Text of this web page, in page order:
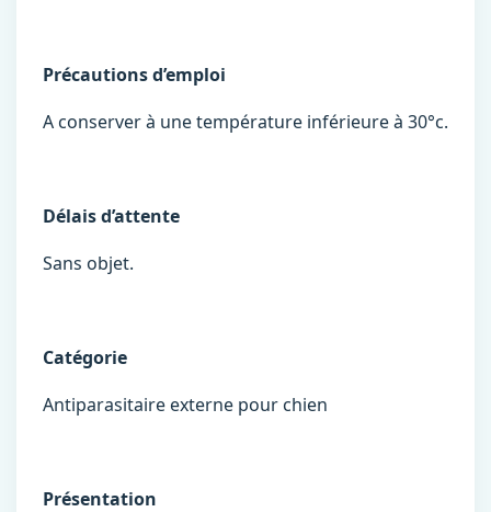
Précautions d’emploi
A conserver à une température inférieure à 30°c.
Délais d’attente
Sans objet.
Catégorie
Antiparasitaire externe pour chien
Présentation